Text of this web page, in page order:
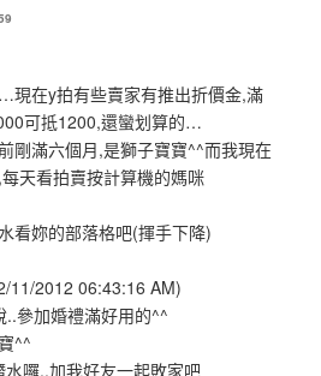
現在y拍有些賣家有推出折價金,滿
可抵1200,還蠻划算的…
剛滿六個月,是獅子寶寶^^而我現在
天看拍賣按計算機的媽咪
看妳的部落格吧(揮手下降)
11/2012 06:43:16 AM)
..參加婚禮滿好用的^^
^^
囉..加我好友一起敗家吧